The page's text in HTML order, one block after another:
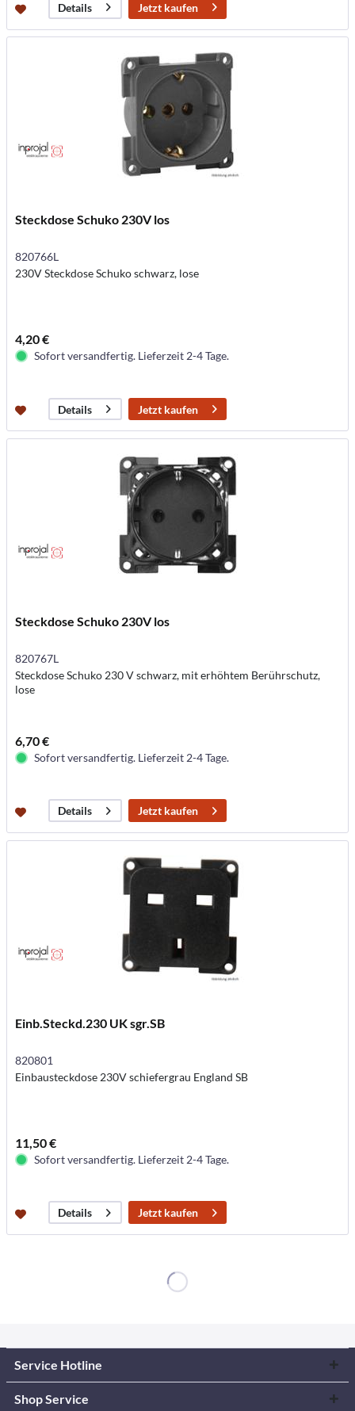
Details Jetzt kaufen
Steckdose Schuko 230V los
820766L
230V Steckdose Schuko schwarz, lose
4,20 €
Sofort versandfertig. Lieferzeit 2-4 Tage.
Details Jetzt kaufen
Steckdose Schuko 230V los
820767L
Steckdose Schuko 230 V schwarz, mit erhöhtem Berührschutz,
lose
6,70 €
Sofort versandfertig. Lieferzeit 2-4 Tage.
Details Jetzt kaufen
Einb.Steckd.230 UK sgr.SB
820801
Einbausteckdose 230V schiefergrau England SB
11,50 €
Sofort versandfertig. Lieferzeit 2-4 Tage.
Details Jetzt kaufen
Service Hotline
Shop Service